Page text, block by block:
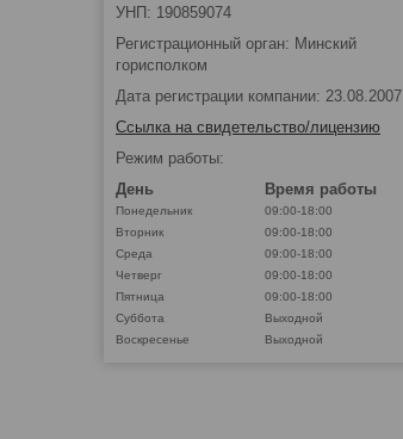
УНП: 190859074
Регистрационный орган: Минский
горисполком
Дата регистрации компании: 23.08.2007
Ссылка на свидетельство/лицензию
Режим работы:
День
Время работы
Понедельник
09:00-18:00
Вторник
09:00-18:00
Среда
09:00-18:00
Четверг
09:00-18:00
Пятница
09:00-18:00
Суббота
Выходной
Воскресенье
Выходной